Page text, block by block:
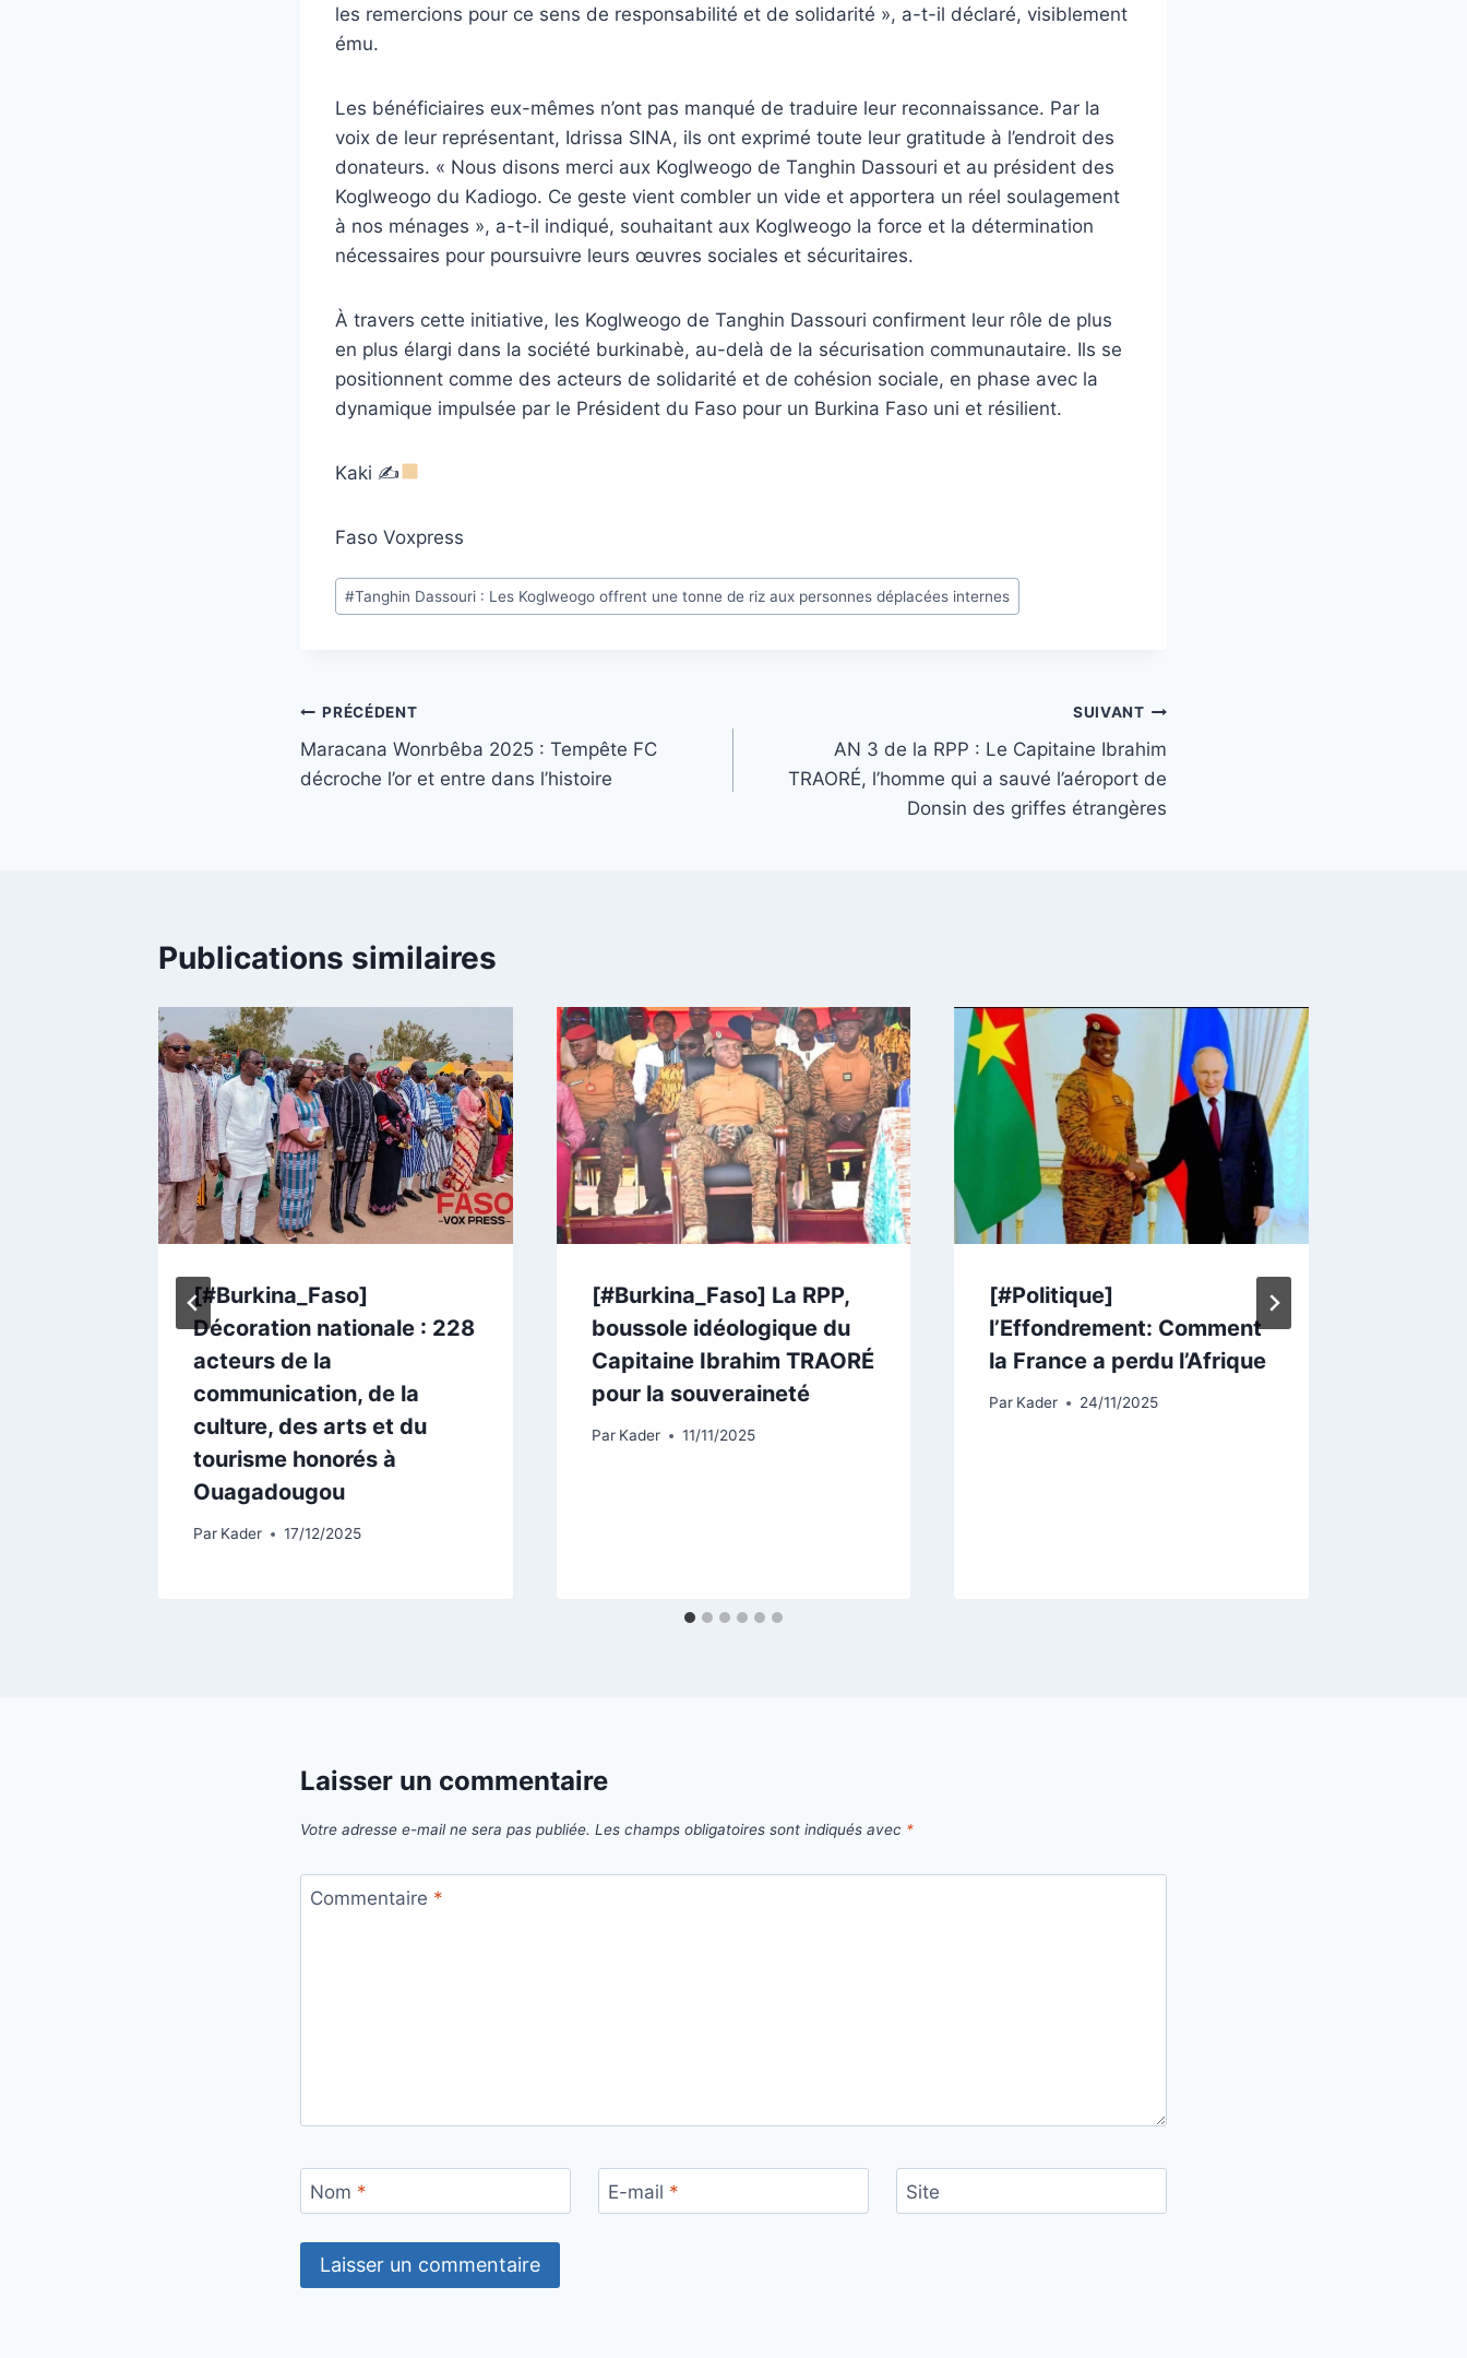
les remercions pour ce sens de responsabilité et de solidarité », a-t-il déclaré, visiblement
ému.
Les bénéficiaires eux-mêmes n’ont pas manqué de traduire leur reconnaissance. Par la
voix de leur représentant, Idrissa SINA, ils ont exprimé toute leur gratitude à l’endroit des
donateurs. « Nous disons merci aux Koglweogo de Tanghin Dassouri et au président des
Koglweogo du Kadiogo. Ce geste vient combler un vide et apportera un réel soulagement
à nos ménages », a-t-il indiqué, souhaitant aux Koglweogo la force et la détermination
nécessaires pour poursuivre leurs œuvres sociales et sécuritaires.
À travers cette initiative, les Koglweogo de Tanghin Dassouri confirment leur rôle de plus
en plus élargi dans la société burkinabè, au-delà de la sécurisation communautaire. Ils se
positionnent comme des acteurs de solidarité et de cohésion sociale, en phase avec la
dynamique impulsée par le Président du Faso pour un Burkina Faso uni et résilient.
Kaki ✍
Faso Voxpress
Étiquettes
de
#Tanghin Dassouri : Les Koglweogo offrent une tonne de riz aux personnes déplacées internes
Navigation
de
PRÉCÉDENT
Maracana Wonrbêba 2025 : Tempête FC
décroche l’or et entre dans l’histoire
SUIVANT
AN 3 de la RPP : Le Capitaine Ibrahim
TRAORÉ, l’homme qui a sauvé l’aéroport de
Donsin des griffes étrangères
Publications similaires
[#Burkina_Faso]
Décoration nationale : 228
acteurs de la
communication, de la
culture, des arts et du
tourisme honorés à
Ouagadougou
Par Kader 17/12/2025
[#Burkina_Faso] La RPP,
boussole idéologique du
Capitaine Ibrahim TRAORÉ
pour la souveraineté
Par Kader 11/11/2025
[#Politique]
l’Effondrement: Comment
la France a perdu l’Afrique
Par Kader 24/11/2025
Laisser un commentaire
Votre adresse e-mail ne sera pas publiée. Les champs obligatoires sont indiqués avec *
Commentaire *
Nom * E-mail * Site